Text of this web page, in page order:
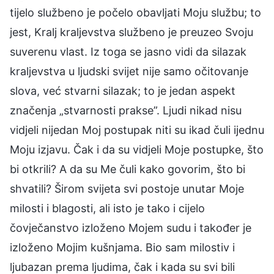
tijelo službeno je počelo obavljati Moju službu; to
jest, Kralj kraljevstva službeno je preuzeo Svoju
suverenu vlast. Iz toga se jasno vidi da silazak
kraljevstva u ljudski svijet nije samo očitovanje
slova, već stvarni silazak; to je jedan aspekt
značenja „stvarnosti prakse”. Ljudi nikad nisu
vidjeli nijedan Moj postupak niti su ikad čuli ijednu
Moju izjavu. Čak i da su vidjeli Moje postupke, što
bi otkrili? A da su Me čuli kako govorim, što bi
shvatili? Širom svijeta svi postoje unutar Moje
milosti i blagosti, ali isto je tako i cijelo
čovječanstvo izloženo Mojem sudu i također je
izloženo Mojim kušnjama. Bio sam milostiv i
ljubazan prema ljudima, čak i kada su svi bili